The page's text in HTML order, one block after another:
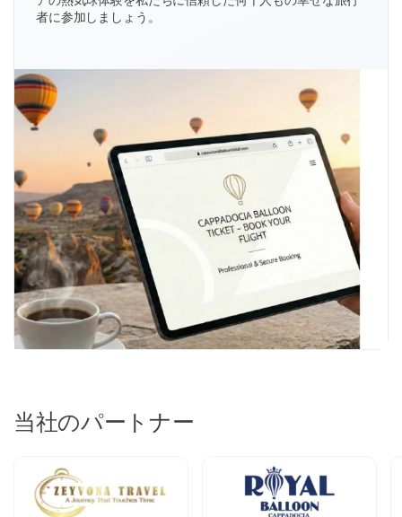
者に参加しましょう。
当社のパートナー